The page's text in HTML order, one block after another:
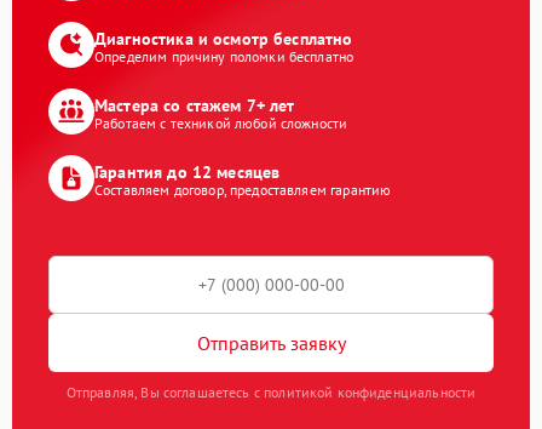
Диагностика и осмотр бесплатно
Определим причину поломки бесплатно
Мастера со стажем 7+ лет
Работаем с техникой любой сложности
Гарантия до 12 месяцев
Составляем договор, предоставляем гарантию
Отправить заявку
Отправляя, Вы соглашаетесь с политикой конфиденциальности